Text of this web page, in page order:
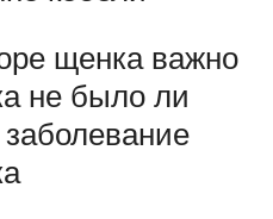
щенка важно
не было ли